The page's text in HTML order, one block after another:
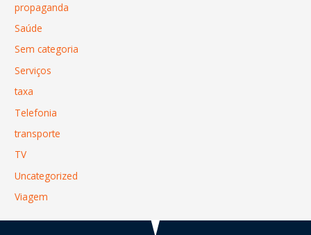
propaganda
Saúde
Sem categoria
Serviços
taxa
Telefonia
transporte
TV
Uncategorized
Viagem